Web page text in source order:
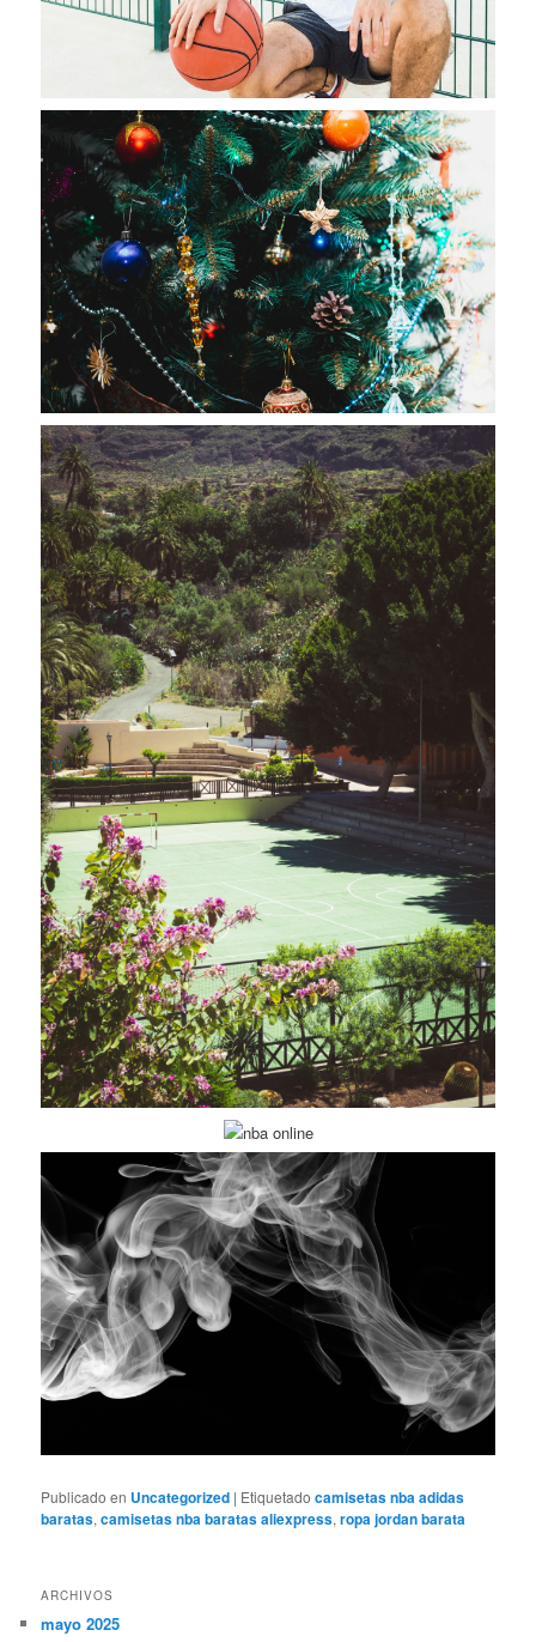
Publicado en Uncategorized | Etiquetado camisetas nba adidas
baratas,camisetas nba baratas aliexpress,ropa jordan barata
ARCHIVOS
mayo 2025